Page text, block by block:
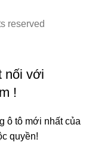
reserved
nối với
!
ô tô mới nhất của
quyền!